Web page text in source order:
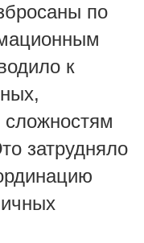
по
к
сложностям
затрудняло